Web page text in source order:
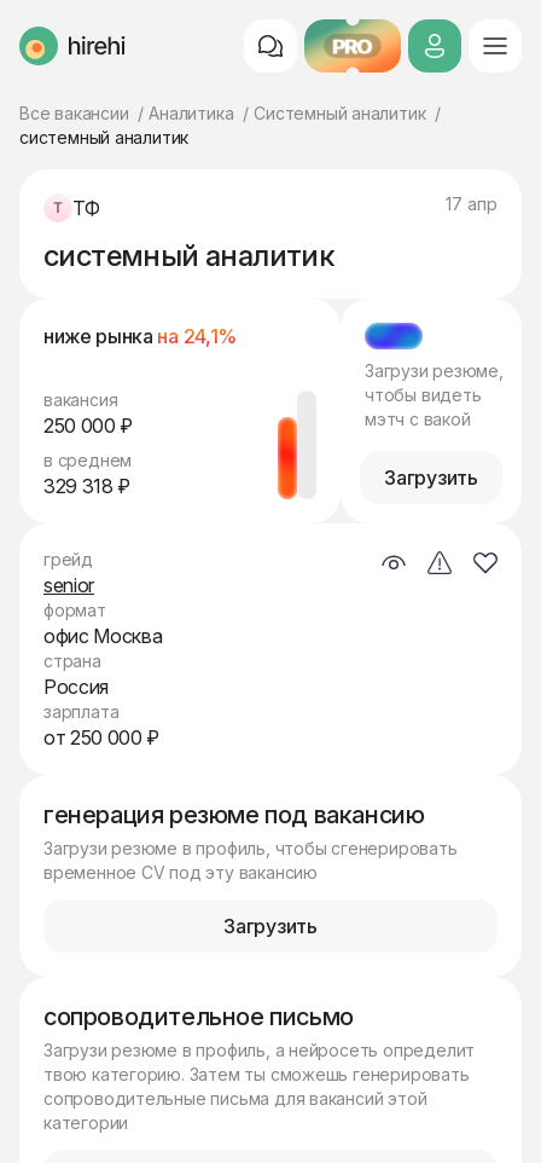
HireHi PRO
Все вакансии Аналитика
Системный аналитик
системный аналитик
ТФ 17 апр
системный аналитик
ниже рынка на 24,1%
вакансия
250 000 ₽
в среднем
329 318 ₽
МЭТЧ
Загрузи резюме,
чтобы видеть
мэтч с вакой
Загрузить
генерация резюме под вакансию
Загрузи резюме в профиль, чтобы сгенерировать
временное CV под эту вакансию
Загрузить
сопроводительное письмо
Загрузи резюме в профиль, а нейросеть определит
твою категорию. Затем ты сможешь генерировать
сопроводительные письма для вакансий этой
категории
грейд
senior
формат
офис Москва
страна
Россия
зарплата
от 250 000 ₽